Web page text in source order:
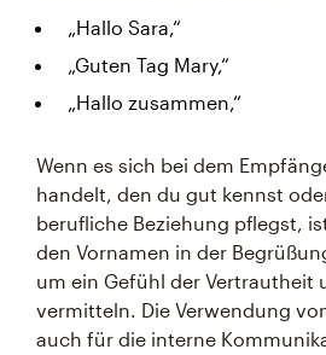
„Hallo Sara,“
„Guten Tag Mary,“
„Hallo zusammen,“
Wenn es sich bei dem
handelt, den du gut kennst
berufliche Beziehung pflegst,
den Vornamen in der
um ein Gefühl der Vertrautheit
vermitteln. Die Verwendung
auch für die interne